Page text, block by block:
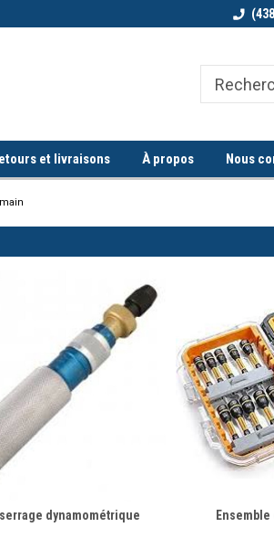
Commande minimum de 100$
et livraisons À propos Nous
dynamométrique